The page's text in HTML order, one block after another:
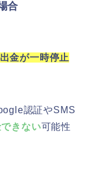
合
金が一時停止
認証やSMS
きない可能性